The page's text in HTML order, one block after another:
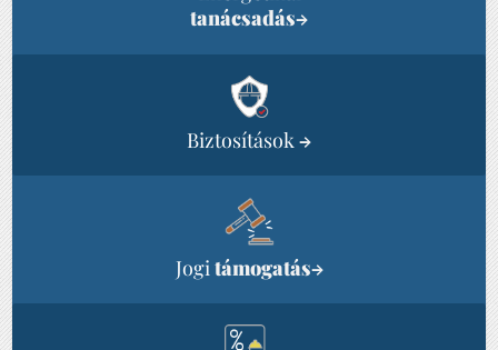
tanácsadás→
Biztosítások →
Jogitámogatás→